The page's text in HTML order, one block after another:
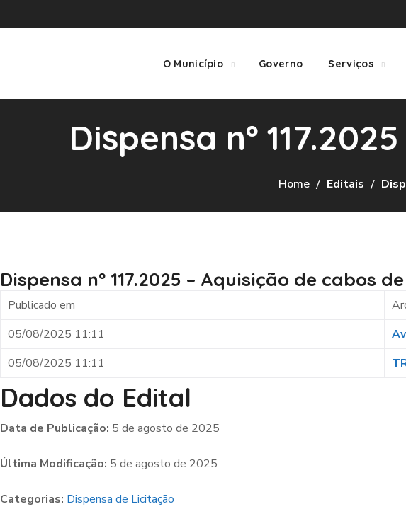
O Município Governo Serviços
Dispensa nº
Home Editais
Dispensa nº 117.2025 – Aquisição de cabos
Publicado em
05/08/2025 11:11
05/08/2025 11:11
Dados do Edital
Data de Publicação: 5 de agosto de 2025
Última Modificação: 5 de agosto de 2025
Categorias: Dispensa de Licitação